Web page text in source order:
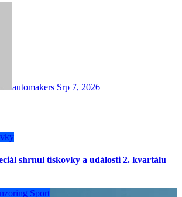
automakers Srp 7, 2026
shrnul tiskovky a události 2. kvartálu
Sport